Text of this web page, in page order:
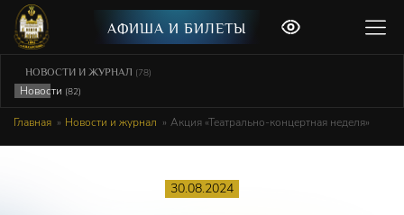
АФИША И БИЛЕТЫ
НОВОСТИ И ЖУРНАЛ (78)
Новости (82)
Главная Новости и журнал Акция «Театрально-концертная неделя»
30.08.2024